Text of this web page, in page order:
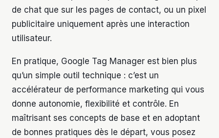
de chat que sur les pages de contact, ou un pixel
publicitaire uniquement après une interaction
utilisateur.
En pratique, Google Tag Manager est bien plus
qu’un simple outil technique : c’est un
accélérateur de performance marketing qui vous
donne autonomie, flexibilité et contrôle. En
maîtrisant ses concepts de base et en adoptant
de bonnes pratiques dès le départ, vous posez